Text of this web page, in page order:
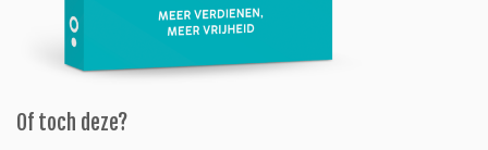
Of toch deze?